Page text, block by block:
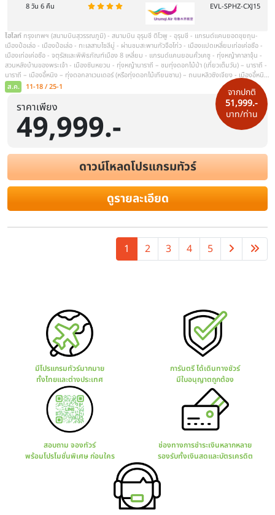
กรุงเทพฯ(สนามบินสุวรรณภูมิ) - กวางเจา (สนามบินไป๋หยุน) – อูลู่มู่ฉี (สนามบินเทียนซาน) -
โคโคสุริ– อุทยานธรณีเคอเคอทัวไห่ - หุบเขาเออร์ทีช - เขาเสินจง - เบอ
- ศาลาชมปลา - บ้านชาวเผ่าตูวา - ทะเลสาบเทวดา – ทะเลสาบวงพระจัน
-หมู่บ้านเหอมู่ - จุดชมวิวฮาเติน - เบอร์จิ้น - ธารน้ำห้าสี -เมืองปีศาจอูเหอ – ผ่านชมบ่อน้ำมันร้อยลี้ – ขุย
ถุน อูลูมู่ฉี – สวนนิเวศ
ก.ย. 2-9 / 3-10 / 6-13 / 8-15 / 9-16 / 13-20 / 14-21 / 15-22
ราคาเพียง
49,999.-
จากปกติ
51,999.-
บาท/ท่าน
ดาวน์โหลดโปรแกรมทัวร์
ดูรายละเอียด
1 2 3 4 5